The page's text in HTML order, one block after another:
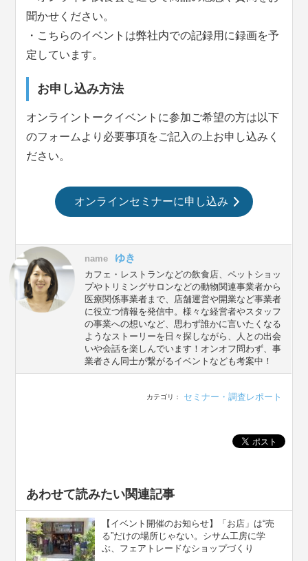
聞かせください。
・こちらのイベントは弊社内での記録用に録画を予
定しています。
お申し込み方法
オンライントークイベントに参加ご希望の方は以下
のフォームより必要事項をご記入の上お申し込みく
ださい。
オンラインセミナーに申し込み
name ゆき
カフェ・レストランなどの飲食店、ペットショッ
プやトリミングサロンなどの動物関連事業者から
医療関係事業者まで、店舗運営や開業など事業者
に役立つ情報を発信中。様々な経営者やスタッフ
の事業への想いなど、思わず誰かに言いたくなる
ようなストーリーを日々探しながら、人との出会
いや会話を楽しんでいます！オンオフ問わず、事
業者さん同士が繋がるイベントなども考案中！
カテゴリ： セミナー・調査レポート
あわせて読みたい関連記事
【イベント開催のお知らせ】「お店」は“売
る”だけの場所じゃない。シサム工房に学
ぶ、フェアトレードなショップづくり